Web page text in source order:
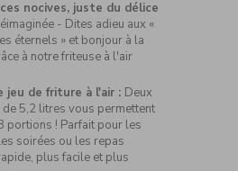
nocives, juste du délice
- Dites adieu aux «
éternels » et bonjour à la
à notre friteuse à l'air
jeu de friture à l'air : Deux
5,2 litres vous permettent
portions ! Parfait pour les
soirées ou les repas
plus facile et plus